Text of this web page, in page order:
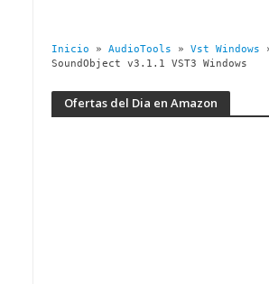
Inicio » AudioTools » Vst Windows
SoundObject v3.1.1 VST3 Windows
Ofertas del Dia en Amazon